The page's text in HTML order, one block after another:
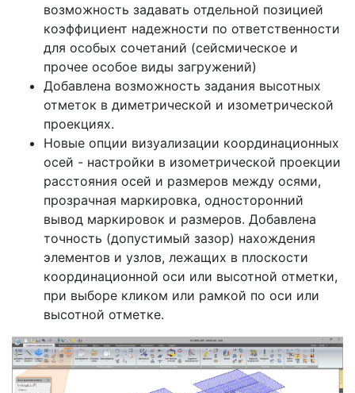
возможность задавать отдельной позицией
коэффициент надежности по ответственности
для особых сочетаний (сейсмическое и
прочее особое виды загружений)
Добавлена возможность задания высотных
отметок в диметрической и изометрической
проекциях.
Новые опции визуализации координационных
осей - настройки в изометрической проекции
расстояния осей и размеров между осями,
прозрачная маркировка, односторонний
вывод маркировок и размеров. Добавлена
точность (допустимый зазор) нахождения
элементов и узлов, лежащих в плоскости
координационной оси или высотной отметки,
при выборе кликом или рамкой по оси или
высотной отметке.